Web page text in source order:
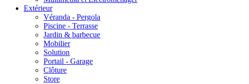
Extérieur
Véranda - Pergola
Piscine - Terrasse
Jardin & barbecue
Mobilier
Solution
Portail - Garage
Clôture
Store